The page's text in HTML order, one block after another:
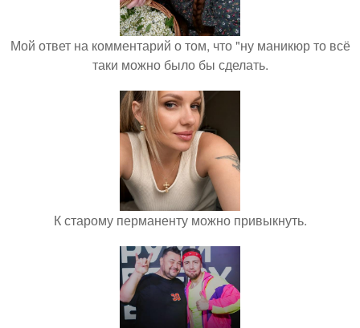
Мой ответ на комментарий о том, что "ну маникюр то всё
таки можно было бы сделать.
К старому перманенту можно привыкнуть.